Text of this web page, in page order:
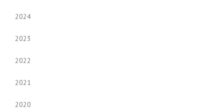
2024
2023
2022
2021
2020